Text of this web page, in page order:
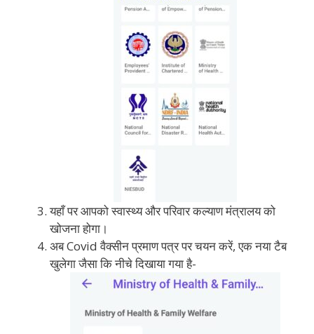
यहाँ पर आपको स्वास्थ्य और परिवार कल्याण मंत्रालय को
खोजना होगा।
अब Covid वैक्सीन प्रमाण पत्र पर चयन करें, एक नया टैब
खुलेगा जैसा कि नीचे दिखाया गया है-